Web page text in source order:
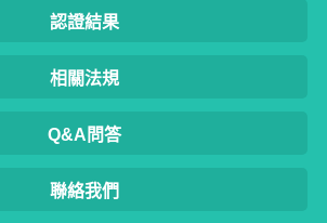
認證結果
相關法規
Q&A問答
聯絡我們